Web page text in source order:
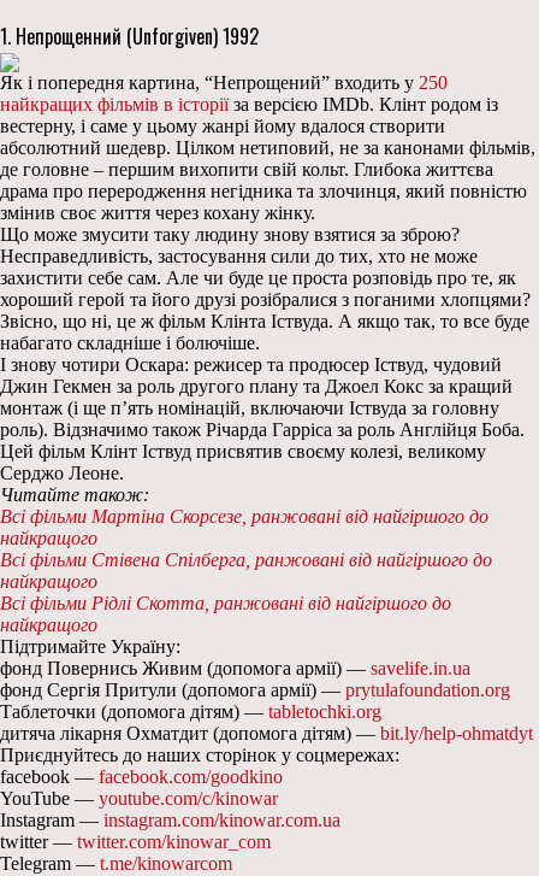
1. Непрощенний (Unforgiven) 1992
Як і попередня картина, “Непрощений” входить у 250
найкращих фільмів в історіїза версією IMDb. Клінт родом із
вестерну, і саме у цьому жанрі йому вдалося створити
абсолютний шедевр. Цілком нетиповий, не за канонами фільмів,
де головне – першим вихопити свій кольт. Глибока життєва
драма про переродження негідника та злочинця, який повністю
змінив своє життя через кохану жінку.
Що може змусити таку людину знову взятися за зброю?
Несправедливість, застосування сили до тих, хто не може
захистити себе сам. Але чи буде це проста розповідь про те, як
хороший герой та його друзі розібралися з поганими хлопцями?
Звісно, що ні, це ж фільм Клінта Іствуда. А якщо так, то все буде
набагато складніше і болючіше.
І знову чотири Оскара: режисер та продюсер Іствуд, чудовий
Джин Гекмен за роль другого плану та Джоел Кокс за кращий
монтаж (і ще п’ять номінацій, включаючи Іствуда за головну
роль). Відзначимо також Річарда Гарріса за роль Англійця Боба.
Цей фільм Клінт Іствуд присвятив своєму колезі, великому
Серджо Леоне.
Читайте також:
Всі фільми Мартіна Скорсезе, ранжовані від найгіршого до
найкращого
Всі фільми Стівена Спілберга, ранжовані від найгіршого до
найкращого
Всі фільми Рідлі Скотта, ранжовані від найгіршого до
найкращого
Підтримайте Україну:
фонд Повернись Живим (допомога армії) — savelife.in.ua
фонд Сергія Притули (допомога армії) — prytulafoundation.org
Таблеточки (допомога дітям) — tabletochki.org
дитяча лікарня Охматдит (допомога дітям) — bit.ly/help-ohmatdyt
Приєднуйтесь до наших сторінок у соцмережах:
facebook — facebook.com/goodkino
YouTube — youtube.com/c/kinowar
Instagram — instagram.com/kinowar.com.ua
twitter — twitter.com/kinowar_com
Telegram — t.me/kinowarcom